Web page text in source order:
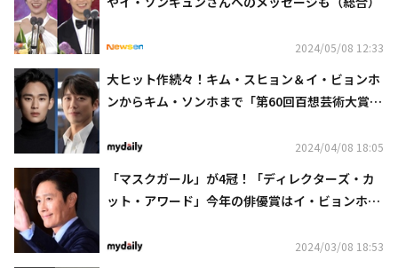
2024/05/08 12:33
大ヒット作続々！キム・スヒョン＆イ・ビョンホ
ンからキム・ソンホまで「第60回百想芸術大賞」
2024/04/08 18:05
「マスクガール」が4冠！「ディレクターズ・カ
ット・アワード」今年の俳優賞はイ・ビョンホン
2024/03/08 18:53